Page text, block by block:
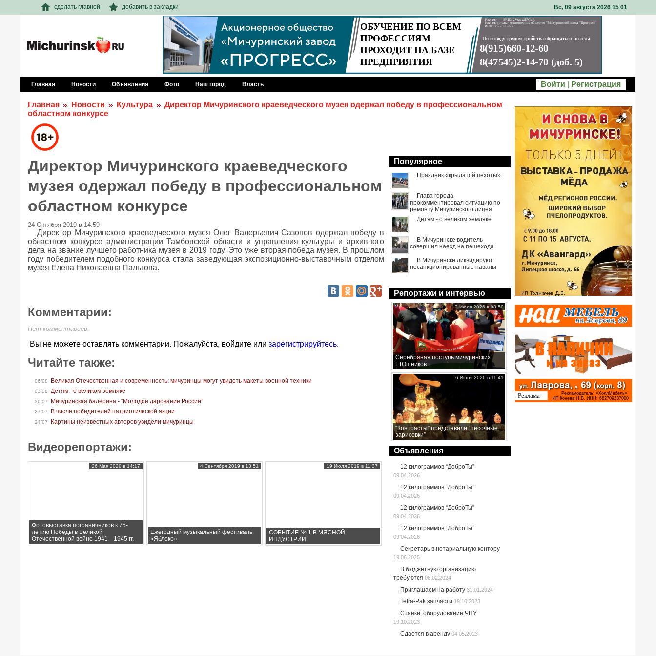
сделать главной добавить в закладки Вс, 09 августа 2026 15 01
Главная Новости Объявления Фото Наш город Власть Войти Регистрация
Главная Новости Культура
Директор Мичуринского краеведческого музея одержал победу в профессиональном
областном конкурсе
Директор Мичуринского краеведческого
музея одержал победу в профессиональном
областном конкурсе
24 Октября 2019 в 14:59
Директор Мичуринского краеведческого музея Олег Валерьевич Сазонов одержал победу в
областном конкурсе администрации Тамбовской области и управления культуры и архивного
дела на звание лучшего работника музея в 2019 году. Это уже вторая победа музея. В прошлом
году победителем подобного конкурса стала заведующая экспозиционно-выставочным отделом
музея Елена Николаевна Пальгова.
Комментарии:
Нет комментариев.
Вы не можете оставлять комментарии. Пожалуйста, войдите или зарегистрируйтесь.
Читайте также:
06/08 Великая Отечественная и современность: мичуринцы могут увидеть макеты военной техники
03/08 Детям - о великом земляке
30/07 Мичуринская балерина - “Молодое дарование России”
27/07 В числе победителей патриотической акции
24/07 Картины неизвестных авторов увидели мичуринцы
Видеорепортажи:
Фотовыставка пограничников к 75-
летию Победы в Великой
Отечественной войне 1941—1945 гг.
26 Мая 2020 в 14:17
Ежегодный музыкальный фестиваль
«Яблоко»
4 Сентября 2019 в 13:51
СОБЫТИЕ № 1 В МЯСНОЙ
ИНДУСТРИИ!
19 Июля 2019 в 11:37
Популярное
Праздник «крылатой пехоты»
Глава города
прокомментировал ситуацию по
ремонту Мичуринского лицея
Детям - о великом земляке
В Мичуринске водитель
совершил наезд на пешехода
В Мичуринске ликвидируют
несанкционированные навалы
Репортажи и интервью
Серебряная поступь мичуринских
ГТОшников
2 Июля 2026 в 08:50
“Контрасты” представили “песочные
зарисовки”
6 Июня 2026 в 11:41
Объявления
12 килограммов “ДоброТы”
09.04.2026
12 килограммов “ДоброТы”
09.04.2026
12 килограммов “ДоброТы”
09.04.2026
12 килограммов “ДоброТы”
09.04.2026
Секретарь в нотариальную контору
19.06.2025
В бюджетную организацию
требуются 08.02.2024
Приглашаем на работу 31.01.2024
Tetra-Pak запчасти 19.10.2023
Станки, оборудование,ЧПУ
19.10.2023
Сдается в аренду 04.05.2023